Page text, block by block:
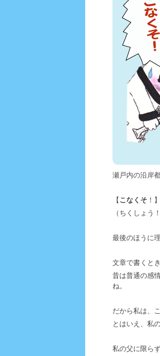
瀬戸内の沿岸
【こなくそ ！】
（ちくしょ
最後のほうに
文章で書くと
昔は普通の感
ね。
だから私は、
とはいえ、私
私の父に限ら